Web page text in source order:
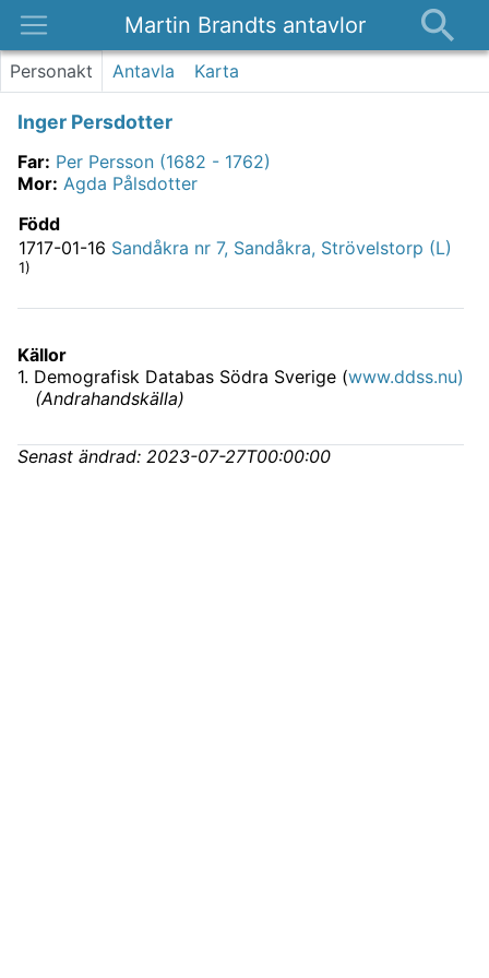
Martin Brandts antavlor
Platser
Om
Kontakt
Personakt Antavla Karta
Inger Persdotter
Far: Per Persson (1682 - 1762)
Mor: Agda Pålsdotter
Född
1717-01-16 Sandåkra nr 7, Sandåkra, Strövelstorp (L)
1)
Källor
1. Demografisk Databas Södra Sverige (www.ddss.nu)
(Andrahandskälla)
Senast ändrad: 2023-07-27T00:00:00